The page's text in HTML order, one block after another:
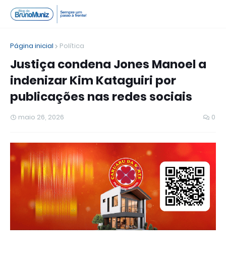
Página inicial Política
Justiça condena Jones Manoel a
indenizar Kim Kataguiri por
publicações nas redes sociais
maio 26, 2026 0